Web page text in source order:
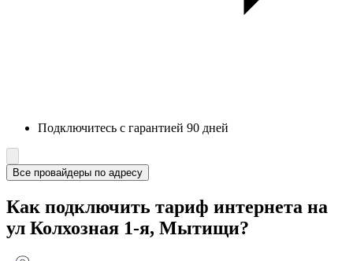
Подключитесь с гарантией 90 дней
Все провайдеры по адресу
Как подключить тариф интернета на
ул Колхозная 1-я, Мытищи?